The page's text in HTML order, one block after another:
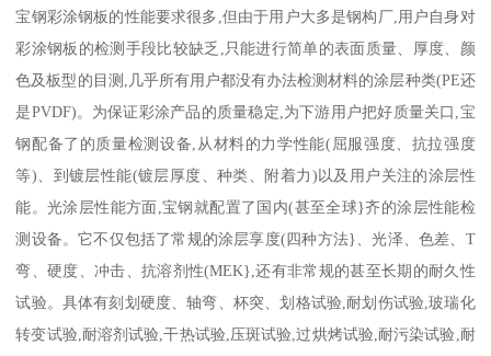
宝钢彩涂钢板的性能要求很多,但由于用户大多是钢构厂,用户自身对
彩涂钢板的检测手段比较缺乏,只能进行简单的表面质量、厚度、颜
色及板型的目测,几乎所有用户都没有办法检测材料的涂层种类(PE还
是PVDF)。为保证彩涂产品的质量稳定,为下游用户把好质量关口,宝
钢配备了的质量检测设备,从材料的力学性能(屈服强度、抗拉强度
等)、到镀层性能(镀层厚度、种类、附着力)以及用户关注的涂层性
能。光涂层性能方面,宝钢就配置了国内(甚至全球}齐的涂层性能检
测设备。它不仅包括了常规的涂层享度(四种方法}、光泽、色差、T
弯、硬度、冲击、抗溶剂性(MEK},还有非常规的甚至长期的耐久性
试验。具体有刻划硬度、轴弯、杯突、划格试验,耐划伤试验,玻瑞化
转变试验,耐溶剂试验,干热试验,压斑试验,过烘烤试验,耐污染试验,耐